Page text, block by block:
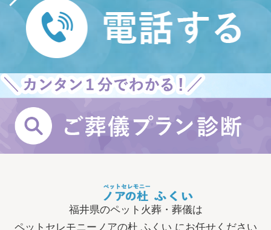
は、
ご予約が埋まり次第ご案内ができな
くなる場合があるため、お電話にてお問
い合わせ下さい。
福井県のペット火葬・葬儀は
ペットセレモニーノアの杜 ふくい にお任せください